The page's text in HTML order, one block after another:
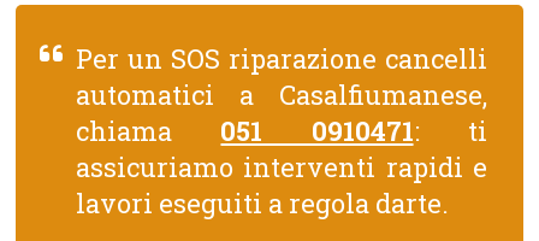
Per un SOS riparazione cancelli
automatici a Casalfiumanese,
chiama 051 0910471: ti
assicuriamo interventi rapidi e
lavori eseguiti a regola darte.